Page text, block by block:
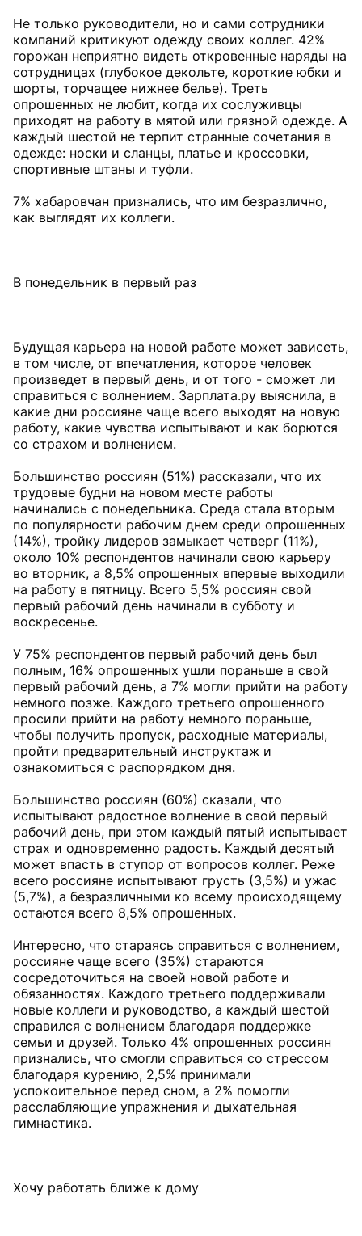
Не только руководители, но и сами сотрудники
компаний критикуют одежду своих коллег. 42%
горожан неприятно видеть откровенные наряды на
сотрудницах (глубокое декольте, короткие юбки и
шорты, торчащее нижнее белье). Треть
опрошенных не любит, когда их сослуживцы
приходят на работу в мятой или грязной одежде. А
каждый шестой не терпит странные сочетания в
одежде: носки и сланцы, платье и кроссовки,
спортивные штаны и туфли.
7% хабаровчан признались, что им безразлично,
как выглядят их коллеги.
В понедельник в первый раз
Будущая карьера на новой работе может зависеть,
в том числе, от впечатления, которое человек
произведет в первый день, и от того - сможет ли
справиться с волнением. Зарплата.ру выяснила, в
какие дни россияне чаще всего выходят на новую
работу, какие чувства испытывают и как борются
со страхом и волнением.
Большинство россиян (51%) рассказали, что их
трудовые будни на новом месте работы
начинались с понедельника. Среда стала вторым
по популярности рабочим днем среди опрошенных
(14%), тройку лидеров замыкает четверг (11%),
около 10% респондентов начинали свою карьеру
во вторник, а 8,5% опрошенных впервые выходили
на работу в пятницу. Всего 5,5% россиян свой
первый рабочий день начинали в субботу и
воскресенье.
У 75% респондентов первый рабочий день был
полным, 16% опрошенных ушли пораньше в свой
первый рабочий день, а 7% могли прийти на работу
немного позже. Каждого третьего опрошенного
просили прийти на работу немного пораньше,
чтобы получить пропуск, расходные материалы,
пройти предварительный инструктаж и
ознакомиться с распорядком дня.
Большинство россиян (60%) сказали, что
испытывают радостное волнение в свой первый
рабочий день, при этом каждый пятый испытывает
страх и одновременно радость. Каждый десятый
может впасть в ступор от вопросов коллег. Реже
всего россияне испытывают грусть (3,5%) и ужас
(5,7%), а безразличными ко всему происходящему
остаются всего 8,5% опрошенных.
Интересно, что стараясь справиться с волнением,
россияне чаще всего (35%) стараются
сосредоточиться на своей новой работе и
обязанностях. Каждого третьего поддерживали
новые коллеги и руководство, а каждый шестой
справился с волнением благодаря поддержке
семьи и друзей. Только 4% опрошенных россиян
признались, что смогли справиться со стрессом
благодаря курению, 2,5% принимали
успокоительное перед сном, а 2% помогли
расслабляющие упражнения и дыхательная
гимнастика.
Хочу работать ближе к дому